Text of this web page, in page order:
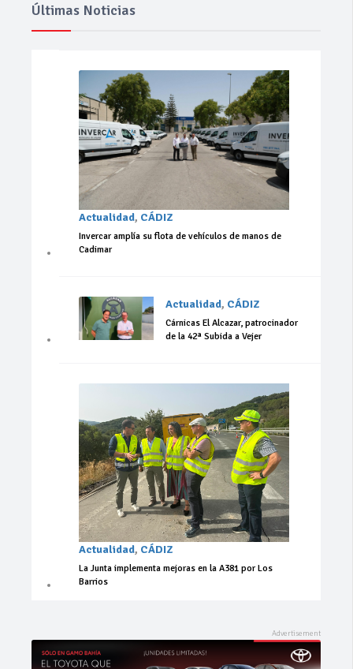
Últimas Noticias
Actualidad, CÁDIZ
Invercar amplía su flota de vehículos de manos de
Cadimar
Actualidad, CÁDIZ
Cárnicas El Alcazar, patrocinador
de la 42ª Subida a Vejer
Actualidad, CÁDIZ
La Junta implementa mejoras en la A381 por Los
Barrios